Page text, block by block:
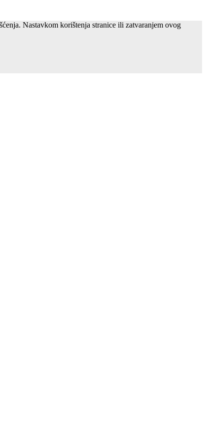
Nastavkom korištenja stranice ili zatvaranjem ovog